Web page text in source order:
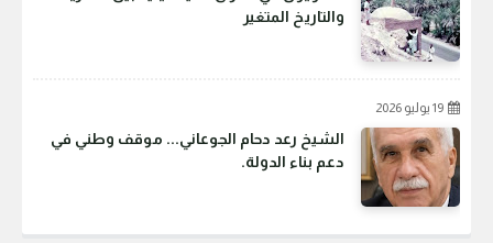
والتاريخ المتغير
19 يوليو 2026
الشيخ رعد دحام الجوعاني... موقف وطني في
دعم بناء الدولة.